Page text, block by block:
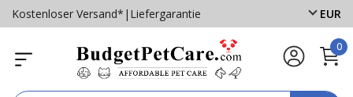
Kostenloser Versand* | Liefergarantie EUR
0